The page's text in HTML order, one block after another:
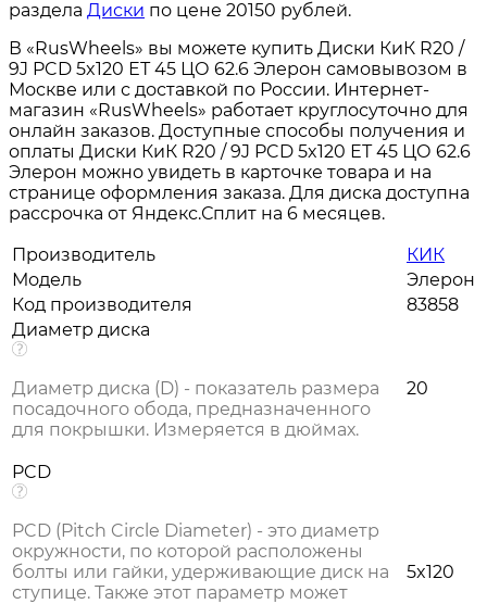
раздела Диски по цене 20150 рублей.
В «RusWheels» вы можете купить Диски КиК R20 /
9J PCD 5x120 ЕТ 45 ЦО 62.6 Элерон самовывозом в
Москве или с доставкой по России. Интернет-
магазин «RusWheels» работает круглосуточно для
онлайн заказов. Доступные способы получения и
оплаты Диски КиК R20 / 9J PCD 5x120 ЕТ 45 ЦО 62.6
Элерон можно увидеть в карточке товара и на
странице оформления заказа. Для диска доступна
рассрочка от Яндекс.Сплит на 6 месяцев.
Производитель
КИК
Модель
Элерон
Код производителя
83858
Диаметр диска
Диаметр диска (D) - показатель размера
посадочного обода, предназначенного
для покрышки. Измеряется в дюймах.
20
PCD
PCD (Pitch Circle Diameter) - это диаметр
окружности, по которой расположены
болты или гайки, удерживающие диск на
ступице. Также этот параметр может
5x120